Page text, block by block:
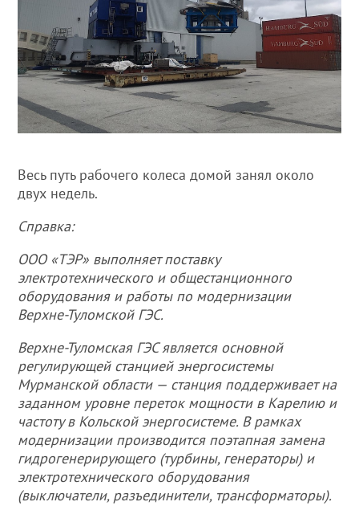
Весь путь рабочего колеса домой занял около
двух недель.
Справка:
ООО «ТЭР» выполняет поставку
электротехнического и общестанционного
оборудования и работы по модернизации
Верхне-Туломской ГЭС.
Верхне-Туломская ГЭС является основной
регулирующей станцией энергосистемы
Мурманской области — станция поддерживает на
заданном уровне переток мощности в Карелию и
частоту в Кольской энергосистеме. В рамках
модернизации производится поэтапная замена
гидрогенерирующего (турбины, генераторы) и
электротехнического оборудования
(выключатели, разъединители, трансформаторы).